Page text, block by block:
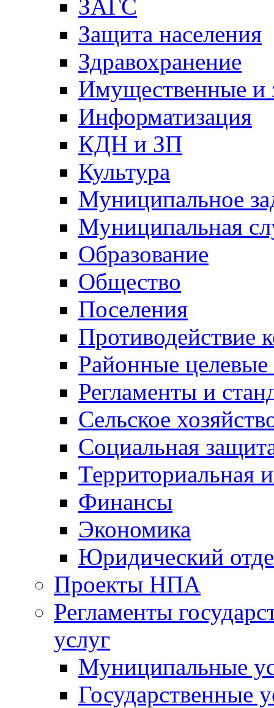
ЗАГС
Защита населения
Здравохранение
Имущественные и
Информатизация
КДН и ЗП
Культура
Муниципальное
Муниципальная
Образование
Общество
Поселения
Противодействие
Районные
Регламенты и
Сельское
Социальная
Территориальная
Финансы
Экономика
Юридический
Проекты НПА
Регламенты
услуг
Муниципальные
Государственные